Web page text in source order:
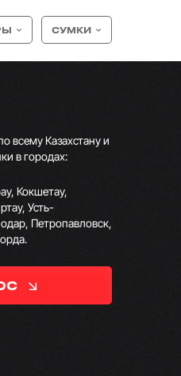
СУМКИ
всему Казахстану и
в городах:
Кокшетау,
Усть-
Петропавловск,